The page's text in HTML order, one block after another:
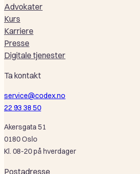
Ta kontakt
service@codex.no
22 93 38 50
Akersgata 51
0180 Oslo
Kl. 08-20 på hverdager
Postadresse
Advokater
Kurs
Karriere
Presse
Digitale tjenester